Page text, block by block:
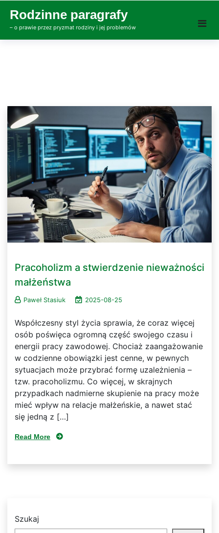
content
Rodzinne paragrafy
– o prawie przez pryzmat rodziny i jej problemów
Pracoholizm a stwierdzenie nieważności
małżeństwa
Paweł Stasiuk 2025-08-25
Współczesny styl życia sprawia, że coraz więcej
osób poświęca ogromną część swojego czasu i
energii pracy zawodowej. Chociaż zaangażowanie
w codzienne obowiązki jest cenne, w pewnych
sytuacjach może przybrać formę uzależnienia –
tzw. pracoholizmu. Co więcej, w skrajnych
przypadkach nadmierne skupienie na pracy może
mieć wpływ na relacje małżeńskie, a nawet stać
się jedną z […]
Read More
Szukaj